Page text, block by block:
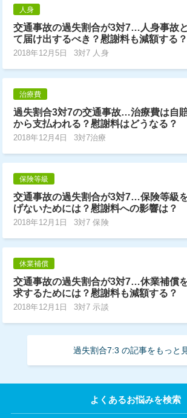
人身
交通事故の過失割合が3対7…人身事故
て届け出するべき？慰謝料も減額する？
2018年12月5日 3対7 人身
治療費
過失割合3対7の交通事故…治療費は自
から支払われる？慰謝料はどうなる？
2018年12月4日 3対7治療
保険等級
交通事故の過失割合が3対7…保険等級
げないためには？慰謝料への影響は？
2018年12月1日 3対7 保険
休業補償
交通事故の過失割合が3対7…休業補償
求するためには？慰謝料も減額する？
2018年12月1日 3対7 示談
過失割合7:3 の記事をもっと
よくあるお悩みを検索